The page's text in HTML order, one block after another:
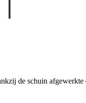
de schuin